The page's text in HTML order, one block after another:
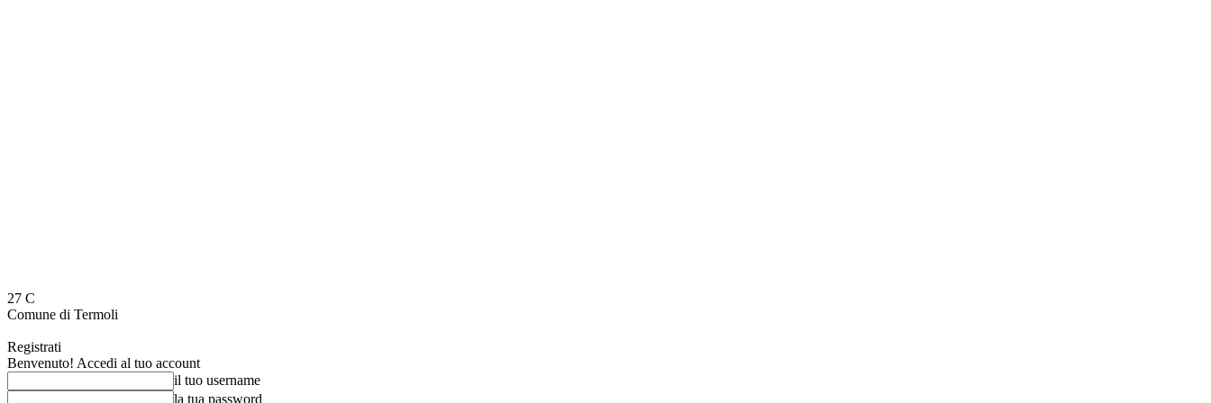
27 C
Comune di Termoli
Registrati
Benvenuto! Accedi al tuo account
il tuo username
la tua password